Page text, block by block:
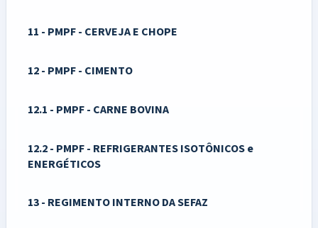
11 - PMPF - CERVEJA E CHOPE
12 - PMPF - CIMENTO
12.1 - PMPF - CARNE BOVINA
12.2 - PMPF - REFRIGERANTES ISOTÔNICOS e
ENERGÉTICOS
13 - REGIMENTO INTERNO DA SEFAZ